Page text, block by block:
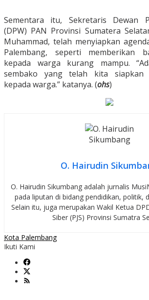
Sementara itu, Sekretaris Dewan
(DPW) PAN Provinsi Sumatera
Muhammad, telah menyiapkan
Palembang, seperti memberikan
kepada warga kurang mampu.
sembako yang telah kita siapkan
kepada warga.” katanya. (ohs)
O. Hairudin
O. Hairudin Sikumbang adalah jurnalis
pada liputan di bidang pendidikan, politik,
Selain itu, juga merupakan Wakil Ketua
Siber (PJS) Provinsi Sumatra
Kota Palembang
Ikuti Kami